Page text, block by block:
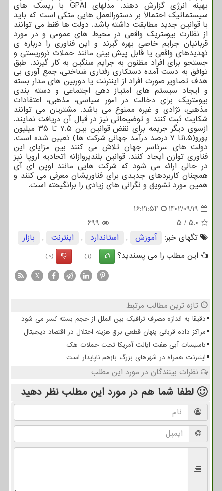
بهینه انرژی گزارش دهند. مدلهای GPAI با ریسک های
سیستماتیک احتمالاً بر دستورالعمل هایی متکی است که باید
با قوانین جدید مطابقت داشته باشد. دولت ها فقط می توانند
از نظارت بیومتریک واقعی در محیط های عمومی و در مورد
قربانیان جرایم خاصی بهره گیرند و این فناوری را درباره ی
تهدیدهای واقعی یا قابل پیش بینی مانند حملات تروریستی و
جستجو برای افراد مظنون به جرایم سنگین به کار گیرند. طبق
توافق به دست آمده دستکاری رفتاری شناختی، جمع آوری بی
هدف تصاویر صورت افراد از اینترنت یا دوربین های مدار بسته
و ایجاد سیستم های امتیاز دهی اجتماعی و دسته بندی
بیومتریک برای دخالت در امور سیاسی، مذهبی، اعتقادات
مذهبی، نژادی و غیره ممنوع می باشد. مشتریان می توانند
شکایت ثبت کنند و توضیحاتی نیز در قبال آن دریافت نمایند.
ازسوی دیگر جریمه برای نقض قوانین بین ۷.۵ تا ۳۵ میلیون
یورو(۱.۵تا ۷ درصد درآمد جهانی شرکت ها) تعیین شده است.
دولت های سرتاسر جهان تلاش می کنند بین مزایای این
فناوری توازن ایجاد کنند. قوانین بلندپروازانه اتحادیه اروپا نیز
در حالی ارائه می شود که شرکت هایی مانند اوپن ای آی
همچنان کاربردهای جدیدی برای فناوریشان معرفی می کنند و
همین مورد تشویق و نگرانی های زیادی را برانگیخته است.
1402/09/19
16:21:54
5.0
/
5
699
تگهای خبر:
آموزش , استاندارد , اینترنت ,
بازار
این مطلب را می پسندید؟
(1)
(0)
X
تازه ترین مطالب مرتبط
دقیقا به اندازه مصرف ترافیک بین الملل از حجم بسته کسر می شود
مراکز داده قربانی پنهان قطعی برق هزینه اختلال در اقتصاد دیجیتال
تاسیسات آبی هفت ایالت آمریکا تحت حملات هک
اینترنت همراه در شهرهای بزرگ بازهم ناپایدار است
نظرات بینندگان در مورد این مطلب
لطفا شما هم در مورد این مطلب نظر دهید